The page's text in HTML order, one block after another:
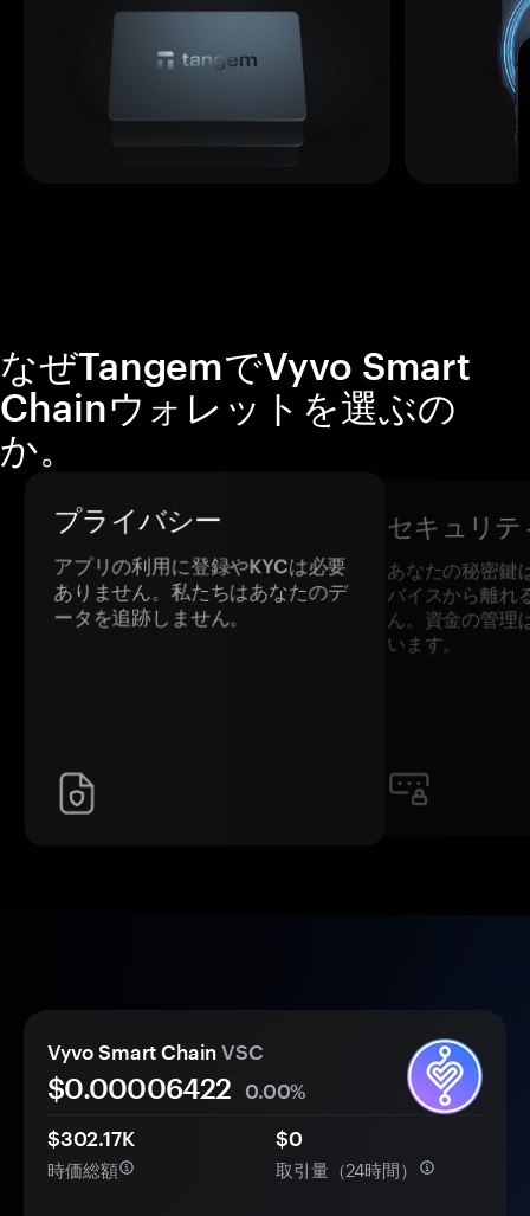
なぜTangemでVyvo Smart
Chainウォレットを選ぶの
か。
プライバシー
アプリの利用に登録やKYCは必要
ありません。私たちはあなたのデ
ータを追跡しません。
セキュリテ
あなたの秘密鍵
バイスから離れ
ん。資金の管理
います。
Vyvo Smart Chain VSC
$0.00006422
0.00%
$302.17K
時価総額
$0
取引量（24時間）